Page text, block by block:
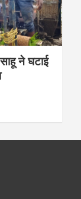
ने घटाई